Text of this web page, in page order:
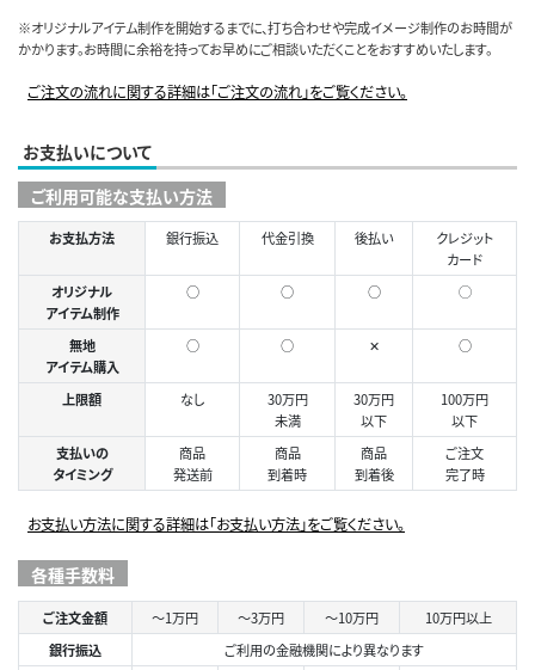
※オリジナルアイテム制作を開始するまでに、打ち合わせや完成イメージ制作のお時間が
かかります。お時間に余裕を持ってお早めにご相談いただくことをおすすめいたします。
ご注文の流れに関する詳細は「ご注文の流れ」をご覧ください。
お支払いについて
ご利用可能な支払い方法
お支払方法 銀行振込 代金引換 後払い
クレジット
カード
オリジナル
アイテム制作
○ ○ ○ ◯
無地
アイテム購入
○ ○ ✕ ○
上限額 なし
30万円
未満
30万円
以下
100万円
以下
支払いの
タイミング
商品
発送前
商品
到着時
商品
到着後
ご注文
完了時
お支払い方法に関する詳細は「お支払い方法」をご覧ください。
各種手数料
ご注文金額 ～1万円 ～3万円 ～10万円
10万円以上
銀行振込
ご利用の金融機関により異なります